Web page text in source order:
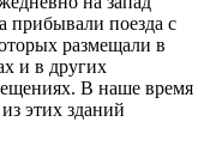
прибывали поезда с
размещали в
и в других
В наше время
этих зданий